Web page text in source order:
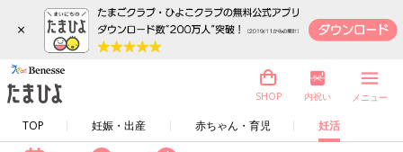
×
TOP 妊娠・出産 赤ちゃん・育児 妊活
SHOP 内祝い メニュー